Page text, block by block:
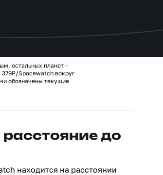
остальных планет –
Spacewatch вокруг
обозначены текущие
до
находится на расстоянии